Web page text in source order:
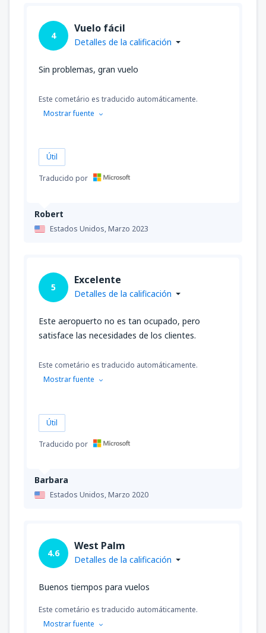
Robert
Estados Unidos,Marzo 2023
4
Vuelo fácil
Detalles de la calificación
Sin problemas, gran vuelo
Este cometário es traducido automáticamente.
Mostrar fuente
Útil
Traducido por
Barbara
Estados Unidos,Marzo 2020
5
Excelente
Detalles de la calificación
Este aeropuerto no es tan ocupado, pero
satisface las necesidades de los clientes.
Este cometário es traducido automáticamente.
Mostrar fuente
Útil
Traducido por
4.6
West Palm
Detalles de la calificación
Buenos tiempos para vuelos
Este cometário es traducido automáticamente.
Mostrar fuente